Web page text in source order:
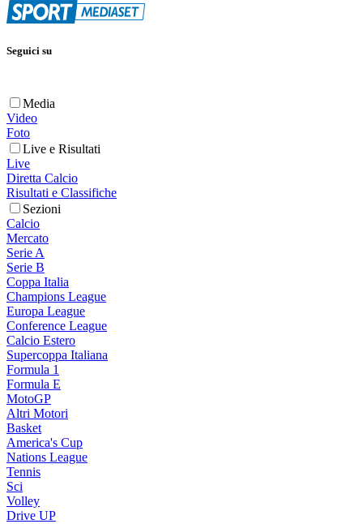
Seguici su
Media
Video
Foto
Live e Risultati
Live
Diretta Calcio
Risultati e Classifiche
Sezioni
Calcio
Mercato
Serie A
Serie B
Coppa Italia
Champions League
Europa League
Conference League
Calcio Estero
Supercoppa Italiana
Formula 1
Formula E
MotoGP
Altri Motori
Basket
America's Cup
Nations League
Tennis
Sci
Volley
Drive UP